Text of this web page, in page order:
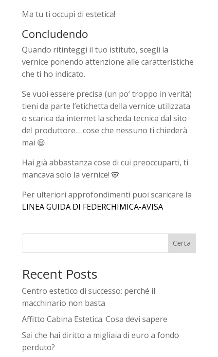
Ma tu ti occupi di estetica!
Concludendo
Quando ritinteggi il tuo istituto, scegli la
vernice ponendo attenzione alle caratteristiche
che ti ho indicato.
Se vuoi essere precisa (un po’ troppo in verità)
tieni da parte l’etichetta della vernice utilizzata
o scarica da internet la scheda tecnica dal sito
del produttore… cose che nessuno ti chiederà
mai 😃
Hai già abbastanza cose di cui preoccuparti, ti
mancava solo la vernice! 🙈
Per ulteriori approfondimenti puoi scaricare la
LINEA GUIDA DI FEDERCHIMICA-AVISA
Cerca
Recent Posts
Centro estetico di successo: perché il
macchinario non basta
Affitto Cabina Estetica. Cosa devi sapere
Sai che hai diritto a migliaia di euro a fondo
perduto?